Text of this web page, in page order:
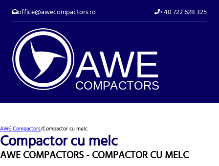
office@awecompactors.ro +40 722 628 325
A WE
COMP ACTORS
AWE Compactors/Compactor cu melc
Compactor cu melc
AWE COMPACTORS - COMPACTOR CU MELC